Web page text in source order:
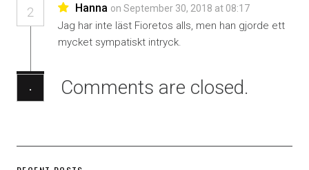
2 Hanna on September 30, 2018 at 08:17
Jag har inte läst Fioretos alls, men han gjorde ett
mycket sympatiskt intryck.
· Comments are closed.